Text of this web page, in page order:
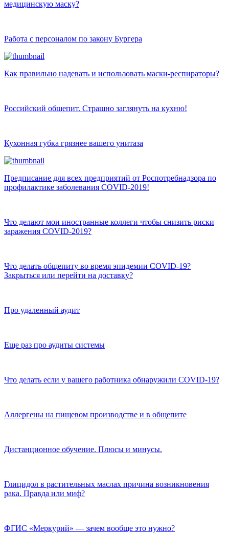
медицинскую маску?
Работа с персоналом по закону Бургера
Как правильно надевать и использовать маски-респираторы?
Российский общепит. Страшно заглянуть на кухню!
Кухонная губка грязнее вашего унитаза
Предписание для всех предприятий от Роспотребнадзора по
профилактике заболевания COVID-2019!
Что делают мои иностранные коллеги чтобы снизить риски
заражения COVID-2019?
Что делать общепиту во время эпидемии COVID-19?
Закрыться или перейти на доставку?
Про удаленный аудит
Еще раз про аудиты системы
Что делать если у вашего работника обнаружили COVID-19?
Аллергены на пищевом производстве и в общепите
Дистанционное обучение. Плюсы и минусы.
Глицидол в растительных маслах причина возникновения
рака. Правда или миф?
ФГИС «Меркурий» — зачем вообще это нужно?